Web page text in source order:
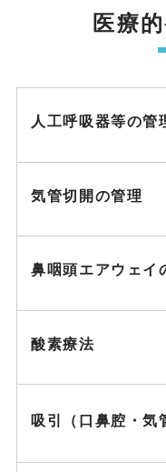
医療
人工呼吸器等の管
気管切開の管理
鼻咽頭エアウェイ
酸素療法
吸引（口鼻腔・気